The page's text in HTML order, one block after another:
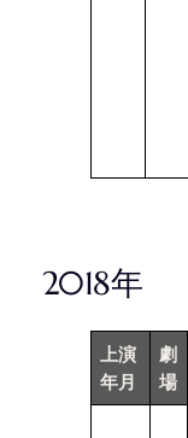
2018年
上演
年月
劇
場